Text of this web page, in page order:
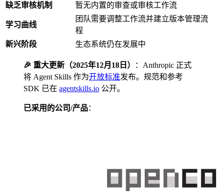
缺乏审核机制 暂无内置的审查或审核工作流
学习曲线
团队需要调整工作流并建立版本管理流
程
新兴阶段
生态系统仍在发展中
🎉 重大更新（2025年12月18日）
：Anthropic 正式
将 Agent Skills 作为开放标准发布。规范和参考
SDK 已在 agentskills.io 公开。
已采用的公司/产品：